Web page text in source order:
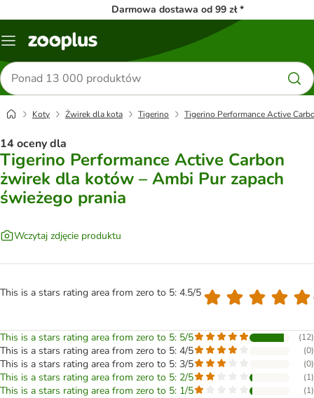
Darmowa dostawa od 99 zł *
Menu
Szukaj
produktów
Koty Żwirek dla kota Tigerino Tigerino Performance Active
14 oceny dla
Tigerino Performance Active Carbon
żwirek dla kotów – Ambi Pur zapach
świeżego prania
Wczytaj zdjęcie produktu
This is a stars rating area from zero to 5: 4.5/5
This is a stars rating area from zero to 5: 5/5 (12)
This is a stars rating area from zero to 5: 4/5 (0)
This is a stars rating area from zero to 5: 3/5 (0)
This is a stars rating area from zero to 5: 2/5 (1)
This is a stars rating area from zero to 5: 1/5 (1)